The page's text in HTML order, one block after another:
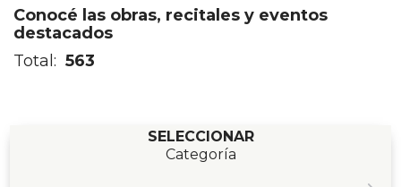
Conocé las obras, recitales y eventos
destacados
Total: 563
SELECCIONAR
Categoría